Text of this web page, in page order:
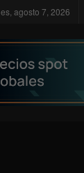
agosto 7, 2026